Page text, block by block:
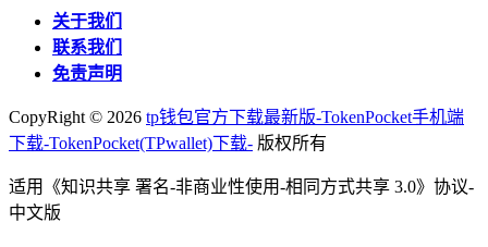
关于我们
联系我们
免责声明
CopyRight © 2026 tp钱包官方下载最新版-TokenPocket手机端
下载-TokenPocket(TPwallet)下载- 版权所有
适用《知识共享 署名-非商业性使用-相同方式共享 3.0》协议-
中文版